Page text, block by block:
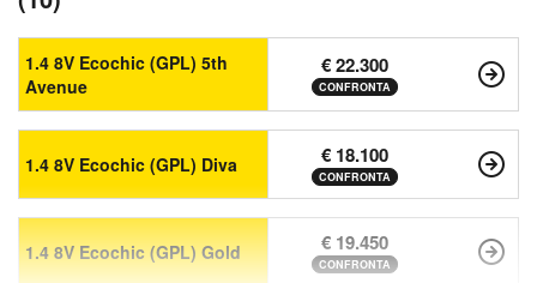
1.4 8V Ecochic (GPL) 5th
Avenue
€ 22.300
CONFRONTA
1.4 8V Ecochic (GPL) Diva € 18.100
CONFRONTA
1.4 8V Ecochic (GPL) Gold € 19.450
CONFRONTA